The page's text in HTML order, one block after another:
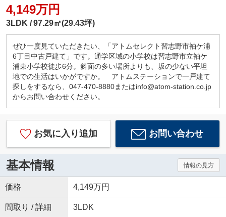
4,149万円
3LDK 97.29㎡(29.43坪)
ぜひ一度見ていただきたい、「アトムセレクト習志野市袖ケ浦
6丁目中古戸建て」です。通学区域の小学校は習志野市立袖ケ
浦東小学校徒歩6分。斜面の多い場所よりも、坂の少ない平坦
地での生活はいかがですか。 アトムステーションで一戸建て
探しをするなら、047-470-8880またはinfo@atom-station.co.jp
からお問い合わせください。
お気に入り追加 お問い合わせ
基本情報 情報の見方
価格 4,149万円
間取り / 詳細 3LDK